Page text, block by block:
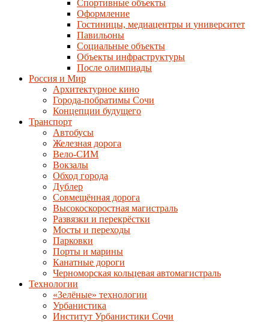
Спортивные объекты
Оформление
Гостиницы, медиацентры и университет
Павильоны
Социальные объекты
Объекты инфраструктуры
После олимпиады
Россия и Мир
Архитектурное кино
Города-побратимы Сочи
Концепции будущего
Транспорт
Автобусы
Железная дорога
Вело-СИМ
Вокзалы
Обход города
Дублер
Совмещённая дорога
Высокоскоростная магистраль
Развязки и перекрёстки
Мосты и переходы
Парковки
Порты и марины
Канатные дороги
Черноморская кольцевая автомагистраль
Технологии
«Зелёные» технологии
Урбанистика
Институт Урбанистики Сочи